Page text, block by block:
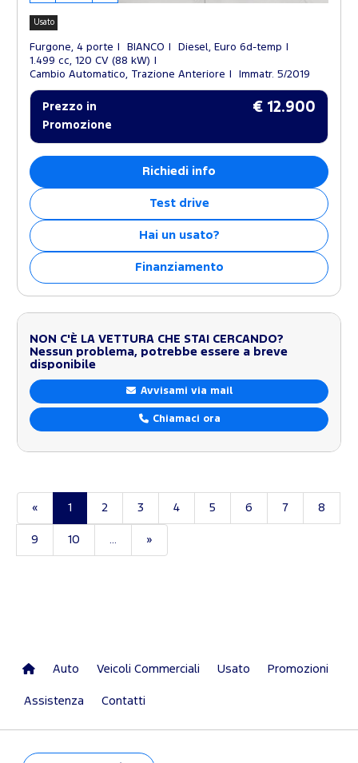
Usato
Furgone, 4 porte BIANCO
Diesel, Euro 6d-temp
1.499 cc, 120 CV (88 kW)
Cambio Automatico, Trazione Anteriore
Immatr. 5/2019
Prezzo in
Promozione
€ 12.900
Richiedi info
Test drive
Hai un usato?
Finanziamento
NON C'È LA VETTURA CHE STAI CERCANDO?
Nessun problema, potrebbe essere a breve
disponibile
Avvisami via mail
Chiamaci ora
« 1 2 3 4 5 6 7 8
9 10 »
Auto Veicoli Commerciali Usato Promozioni
Assistenza Contatti